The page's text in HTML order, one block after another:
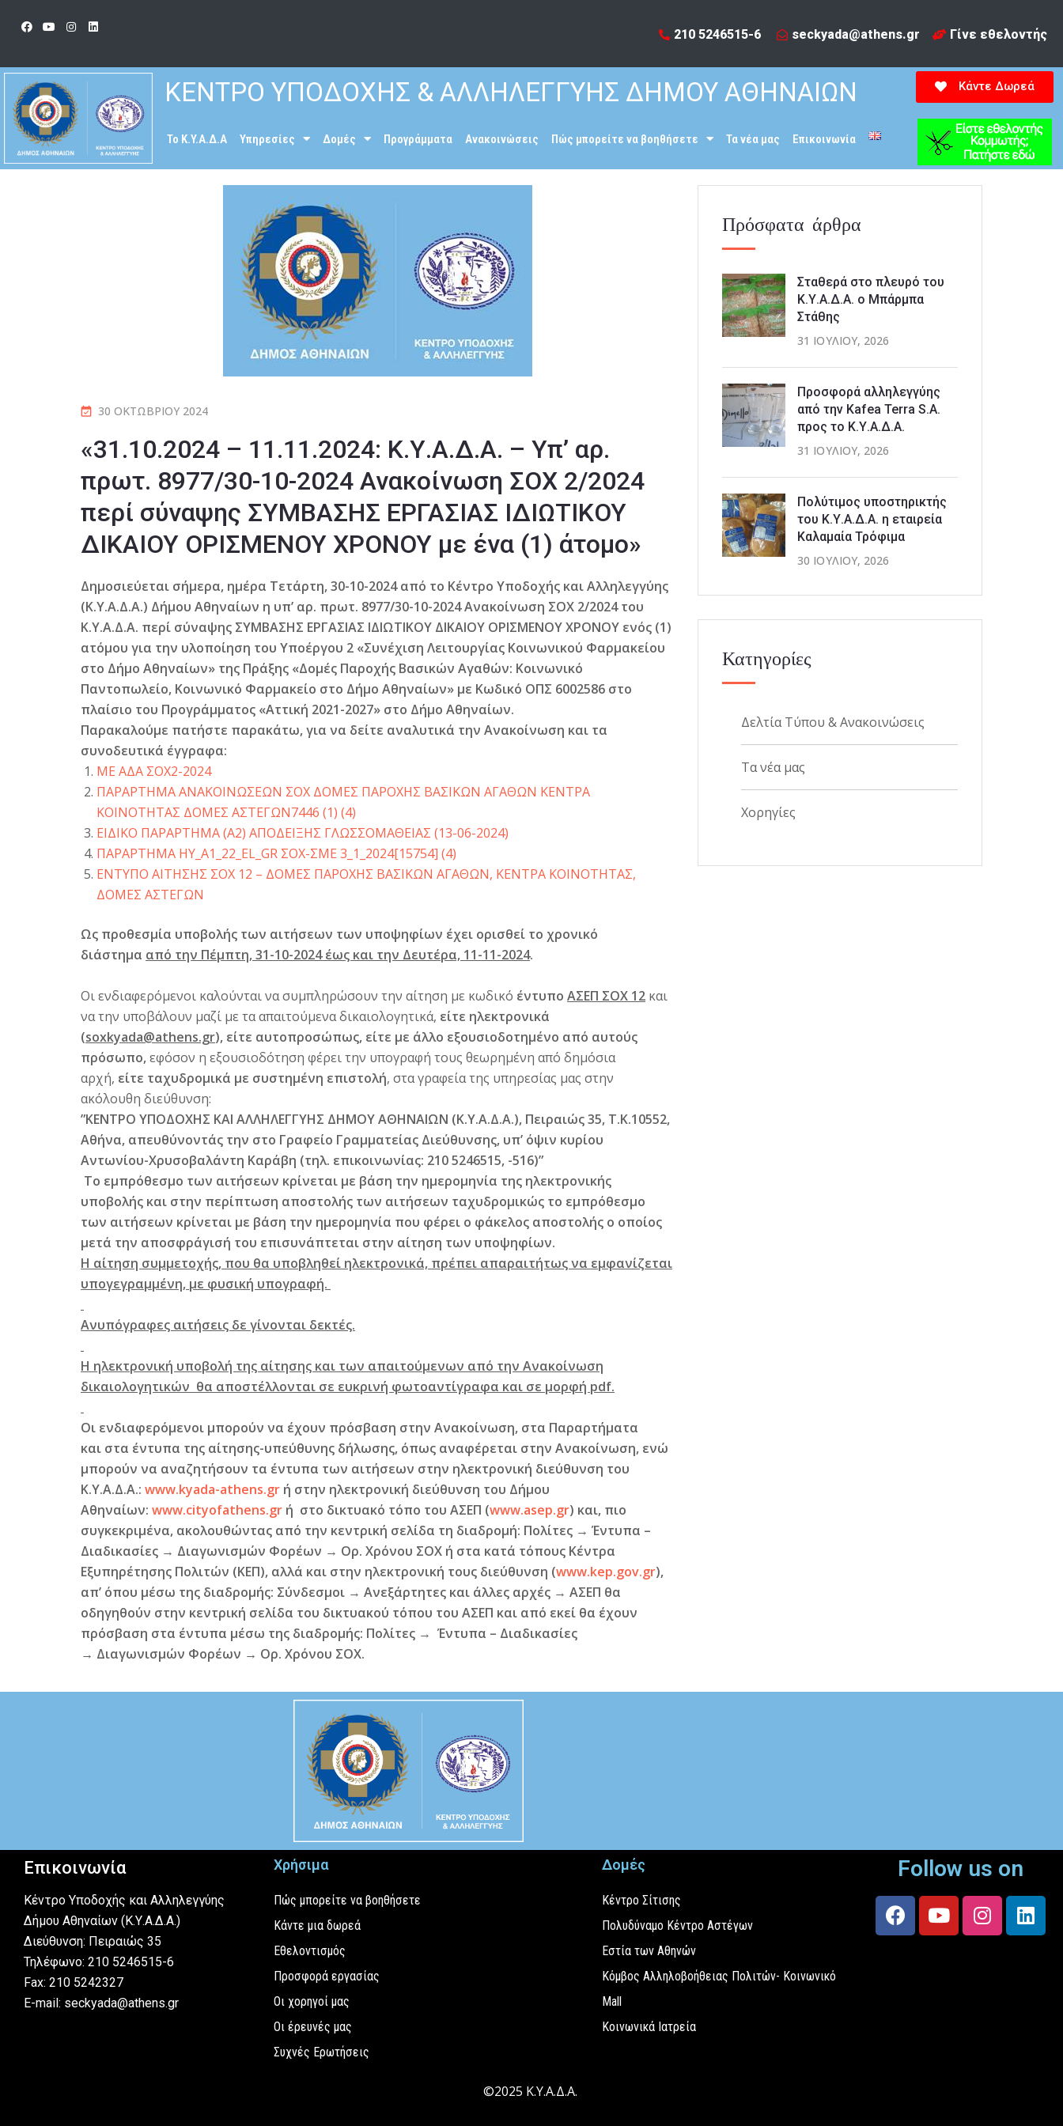
210 5246515-6​ seckyada@athens.gr Γίνε εθελοντής
ΚΕΝΤΡΟ ΥΠΟΔΟΧΗΣ & ΑΛΛΗΛΕΓΓΥΗΣ ΔΗΜΟΥ ΑΘΗΝΑΙΩΝ
To K.Y.A.Δ.Α Υπηρεσίες Δομές Προγράμματα Ανακοινώσεις Πώς μπορείτε να βοηθήσετε Τα νέα μας Επικοινωνία
Κάντε Δωρεά
30 ΟΚΤΩΒΡΊΟΥ 2024
«31.10.2024 – 11.11.2024: Κ.Υ.Α.Δ.Α. – Υπ’ αρ.
πρωτ. 8977/30-10-2024 Ανακοίνωση ΣΟΧ 2/2024
περί σύναψης ΣΥΜΒΑΣΗΣ ΕΡΓΑΣΙΑΣ ΙΔΙΩΤΙΚΟΥ
ΔΙΚΑΙΟΥ ΟΡΙΣΜΕΝΟΥ ΧΡΟΝΟΥ με ένα (1) άτομο»
Δημοσιεύεται σήμερα, ημέρα Τετάρτη, 30-10-2024 από το Κέντρο Υποδοχής και Αλληλεγγύης
(Κ.Υ.Α.Δ.Α.) Δήμου Αθηναίων η υπ’ αρ. πρωτ. 8977/30-10-2024 Ανακοίνωση ΣΟΧ 2/2024 του
Κ.Υ.Α.Δ.Α. περί σύναψης ΣΥΜΒΑΣΗΣ ΕΡΓΑΣΙΑΣ ΙΔΙΩΤΙΚΟΥ ΔΙΚΑΙΟΥ ΟΡΙΣΜΕΝΟΥ ΧΡΟΝΟΥ ενός (1)
ατόμου για την υλοποίηση του Υποέργου 2 «Συνέχιση Λειτουργίας Κοινωνικού Φαρμακείου
στο Δήμο Αθηναίων» της Πράξης «Δομές Παροχής Βασικών Αγαθών: Κοινωνικό
Παντοπωλείο, Κοινωνικό Φαρμακείο στο Δήμο Αθηναίων» με Κωδικό ΟΠΣ 6002586 στο
πλαίσιο του Προγράμματος «Αττική 2021-2027» στο Δήμο Αθηναίων.
Παρακαλούμε πατήστε παρακάτω, για να δείτε αναλυτικά την Ανακοίνωση και τα
συνοδευτικά έγγραφα:
ΜΕ ΑΔΑ ΣΟΧ2-2024
ΠΑΡΑΡΤΗΜΑ ΑΝΑΚΟΙΝΩΣΕΩΝ ΣΟΧ ΔΟΜΕΣ ΠΑΡΟΧΗΣ ΒΑΣΙΚΩΝ ΑΓΑΘΩΝ ΚΕΝΤΡΑ
ΚΟΙΝΟΤΗΤΑΣ ΔΟΜΕΣ ΑΣΤΕΓΩΝ7446 (1) (4)
ΕΙΔΙΚΟ ΠΑΡΑΡΤΗΜΑ (Α2) ΑΠΟΔΕΙΞΗΣ ΓΛΩΣΣΟΜΑΘΕΙΑΣ (13-06-2024)
ΠΑΡΑΡΤΗΜΑ ΗΥ_A1_22_EL_GR ΣΟΧ-ΣΜΕ 3_1_2024[15754] (4)
ΕΝΤΥΠΟ ΑΙΤΗΣΗΣ ΣΟΧ 12 – ΔΟΜΕΣ ΠΑΡΟΧΗΣ ΒΑΣΙΚΩΝ ΑΓΑΘΩΝ, ΚΕΝΤΡΑ ΚΟΙΝΟΤΗΤΑΣ,
ΔΟΜΕΣ ΑΣΤΕΓΩΝ
Ως προθεσμία υποβολής των αιτήσεων των υποψηφίων έχει ορισθεί το χρονικό
διάστημα από την Πέμπτη, 31-10-2024 έως και την Δευτέρα, 11-11-2024.
Οι ενδιαφερόμενοι καλούνται να συμπληρώσουν την αίτηση με κωδικό έντυπο ΑΣΕΠ ΣΟΧ 12 και
να την υποβάλουν μαζί με τα απαιτούμενα δικαιολογητικά, είτε ηλεκτρονικά
(soxkyada@athens.gr), είτε αυτοπροσώπως, είτε με άλλο εξουσιοδοτημένο από αυτούς
πρόσωπο,εφόσον η εξουσιοδότηση φέρει την υπογραφή τους θεωρημένη από δημόσια
αρχή, είτε ταχυδρομικά με συστημένη επιστολή, στα γραφεία της υπηρεσίας μας στην
ακόλουθη διεύθυνση:
”ΚΕΝΤΡΟ ΥΠΟΔΟΧΗΣ ΚΑΙ ΑΛΛΗΛΕΓΓΥΗΣ ΔΗΜΟΥ ΑΘΗΝΑΙΩΝ (Κ.Υ.Α.Δ.Α.), Πειραιώς 35, Τ.Κ.10552,
Αθήνα, απευθύνοντάς την στο Γραφείο Γραμματείας Διεύθυνσης, υπ’ όψιν κυρίου
Αντωνίου-Χρυσοβαλάντη Καράβη (τηλ. επικοινωνίας: 210 5246515, -516)”
Το εμπρόθεσμο των αιτήσεων κρίνεται με βάση την ημερομηνία της ηλεκτρονικής
υποβολής και στην περίπτωση αποστολής των αιτήσεων ταχυδρομικώς το εμπρόθεσμο
των αιτήσεων κρίνεται με βάση την ημερομηνία που φέρει ο φάκελος αποστολής ο οποίος
μετά την αποσφράγισή του επισυνάπτεται στην αίτηση των υποψηφίων.
Η αίτηση συμμετοχής, που θα υποβληθεί ηλεκτρονικά, πρέπει απαραιτήτως να εμφανίζεται
υπογεγραμμένη, με φυσική υπογραφή.
Ανυπόγραφες αιτήσεις δε γίνονται δεκτές.
Η ηλεκτρονική υποβολή της αίτησης και των απαιτούμενων από την Ανακοίνωση
δικαιολογητικών θα αποστέλλονται σε ευκρινή φωτοαντίγραφα και σε μορφή pdf.
Οι ενδιαφερόμενοι μπορούν να έχουν πρόσβαση στην Ανακοίνωση, στα Παραρτήματα
και στα έντυπα της αίτησης-υπεύθυνης δήλωσης, όπως αναφέρεται στην Ανακοίνωση, ενώ
μπορούν να αναζητήσουν τα έντυπα των αιτήσεων στην ηλεκτρονική διεύθυνση του
Κ.Υ.Α.Δ.Α.: www.kyada-athens.gr ή στην ηλεκτρονική διεύθυνση του Δήμου
Αθηναίων: www.cityofathens.gr ή στο δικτυακό τόπο του ΑΣΕΠ (www.asep.gr) και, πιο
συγκεκριμένα, ακολουθώντας από την κεντρική σελίδα τη διαδρομή: Πολίτες → Έντυπα –
Διαδικασίες → Διαγωνισμών Φορέων → Ορ. Χρόνου ΣΟΧ ή στα κατά τόπους Κέντρα
Εξυπηρέτησης Πολιτών (ΚΕΠ), αλλά και στην ηλεκτρονική τους διεύθυνση (www.kep.gov.gr),
απ’ όπου μέσω της διαδρομής: Σύνδεσμοι → Ανεξάρτητες και άλλες αρχές → ΑΣΕΠ θα
οδηγηθούν στην κεντρική σελίδα του δικτυακού τόπου του ΑΣΕΠ και από εκεί θα έχουν
πρόσβαση στα έντυπα μέσω της διαδρομής: Πολίτες → Έντυπα – Διαδικασίες
→ Διαγωνισμών Φορέων → Ορ. Χρόνου ΣΟΧ.
Πρόσφατα άρθρα
Σταθερά στο πλευρό του
Κ.Υ.Α.Δ.Α. ο Μπάρμπα
Στάθης
31 ΙΟΥΛΊΟΥ, 2026
Προσφορά αλληλεγγύης
από την Kafea Terra S.A.
προς το Κ.Υ.Α.Δ.Α.
31 ΙΟΥΛΊΟΥ, 2026
Πολύτιμος υποστηρικτής
του Κ.Υ.Α.Δ.Α. η εταιρεία
Καλαμαία Τρόφιμα
30 ΙΟΥΛΊΟΥ, 2026
Κατηγορίες
Δελτία Τύπου & Ανακοινώσεις
Τα νέα μας
Χορηγίες
Επικοινωνία
Κέντρο Υποδοχής και Αλληλεγγύης
Δήμου Αθηναίων (Κ.Υ.Α.Δ.Α.)
Διεύθυνση: Πειραιώς 35
Τηλέφωνο: 210 5246515-6
Fax: 210 5242327
E-mail: seckyada@athens.gr
Χρήσιμα
Πώς μπορείτε να βοηθήσετε
Κάντε μια δωρεά
Εθελοντισμός
Προσφορά εργασίας
Οι χορηγοί μας
Οι έρευνές μας
Συχνές Ερωτήσεις
Δομές
Κέντρο Σίτισης
Πολυδύναμο Κέντρο Αστέγων
Εστία των Αθηνών
Κόμβος Αλληλοβοήθειας Πολιτών- Κοινωνικό
Mall
Κοινωνικά Ιατρεία
Follow us on
©2025 Κ.Υ.Α.Δ.Α.